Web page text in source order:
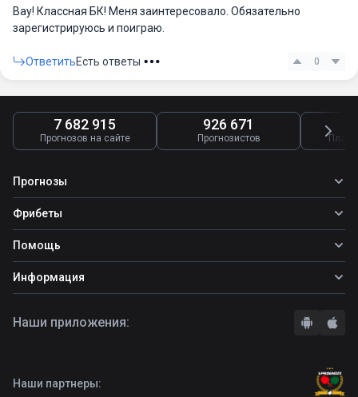
Вау! Классная БК! Меня заинтересовало. Обязательно
зарегистрируюсь и поиграю.
ОтветитьЕсть ответы 0
7 682 915
Прогнозов на сайте
926 671
Прогнозистов
Прогнозы
Все прогнозы
Топ ставок
Прогнозы на футбол
Фрибеты
Фрибеты
Фрибет Ubet
Фрибет Фонбет
Фрибет Олимпбет
Помощь
Школа ставок
Вопросы и ответы
Информация
Правила
Наши партнеры:
Наши приложения: